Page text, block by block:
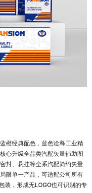
橙经典配色，蓝色诠释工业精
心升级全品类汽配矢量辅助图
封、悬挂等全系汽配简约矢量
限单一产品，可适配公司所有
装，形成无LOGO也可识别的专